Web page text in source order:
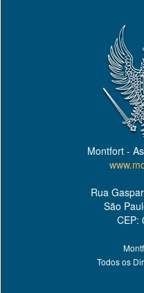
Montfort -
Rua
São
CEP:
Todos os